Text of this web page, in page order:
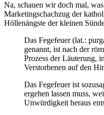
Na, schauen wir doch mal,
Marketing­schachzug der
Höllenängste der kleinen
Das Fegefeuer (lat.:
genannt, ist nach der
Prozess der Läuterung,
Verstorbenen auf den
Das Fegefeuer ist
ergehen lassen muss,
Unwürdigkeit heraus